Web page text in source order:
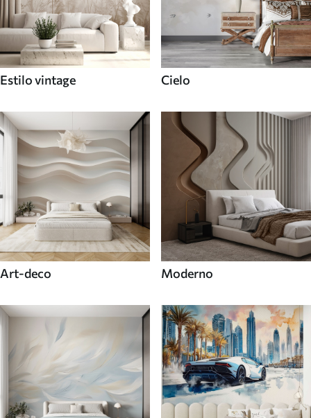
Estilo vintage Cielo
Art-deco Moderno